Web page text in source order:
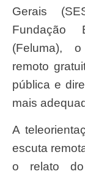
Gerais
Fundação
(Feluma),
remoto
pública e
mais
A teleorientação funciona como uma primeira
escuta
o relato